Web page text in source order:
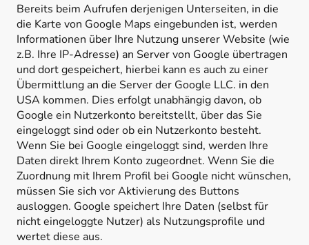
Bereits beim Aufrufen derjenigen Unterseiten, in die
die Karte von Google Maps eingebunden ist, werden
Informationen über Ihre Nutzung unserer Website (wie
z.B. Ihre IP-Adresse) an Server von Google übertragen
und dort gespeichert, hierbei kann es auch zu einer
Übermittlung an die Server der Google LLC. in den
USA kommen. Dies erfolgt unabhängig davon, ob
Google ein Nutzerkonto bereitstellt, über das Sie
eingeloggt sind oder ob ein Nutzerkonto besteht.
Wenn Sie bei Google eingeloggt sind, werden Ihre
Daten direkt Ihrem Konto zugeordnet. Wenn Sie die
Zuordnung mit Ihrem Profil bei Google nicht wünschen,
müssen Sie sich vor Aktivierung des Buttons
ausloggen. Google speichert Ihre Daten (selbst für
nicht eingeloggte Nutzer) als Nutzungsprofile und
wertet diese aus.